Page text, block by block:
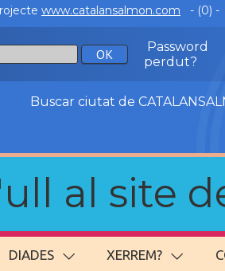
www.catalansalmon.com - (0) -
Password
perdut?
Buscar ciutat de
al site
DIADES XERREM?